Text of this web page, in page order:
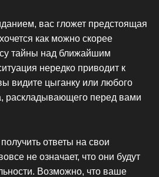
вас гложет предстоящая
как можно скорее
тайны над ближайшим
нередко приводит к
видите цыганку или любого
раскладывающего перед вами
ответы на свои
не означает, что они будут
Возможно, что ваше